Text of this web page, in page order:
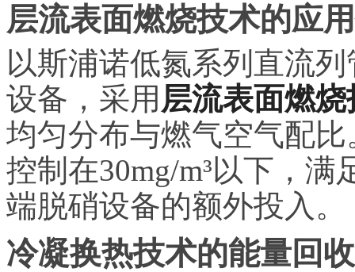
层流表面燃烧技术的应
以斯浦诺低氮系列直流
设备，采用 层流表面燃烧
均匀分布与燃气空气配
控制在30mg/m³以下，
端脱硝设备的额外投入。
冷凝换热技术的能量回收